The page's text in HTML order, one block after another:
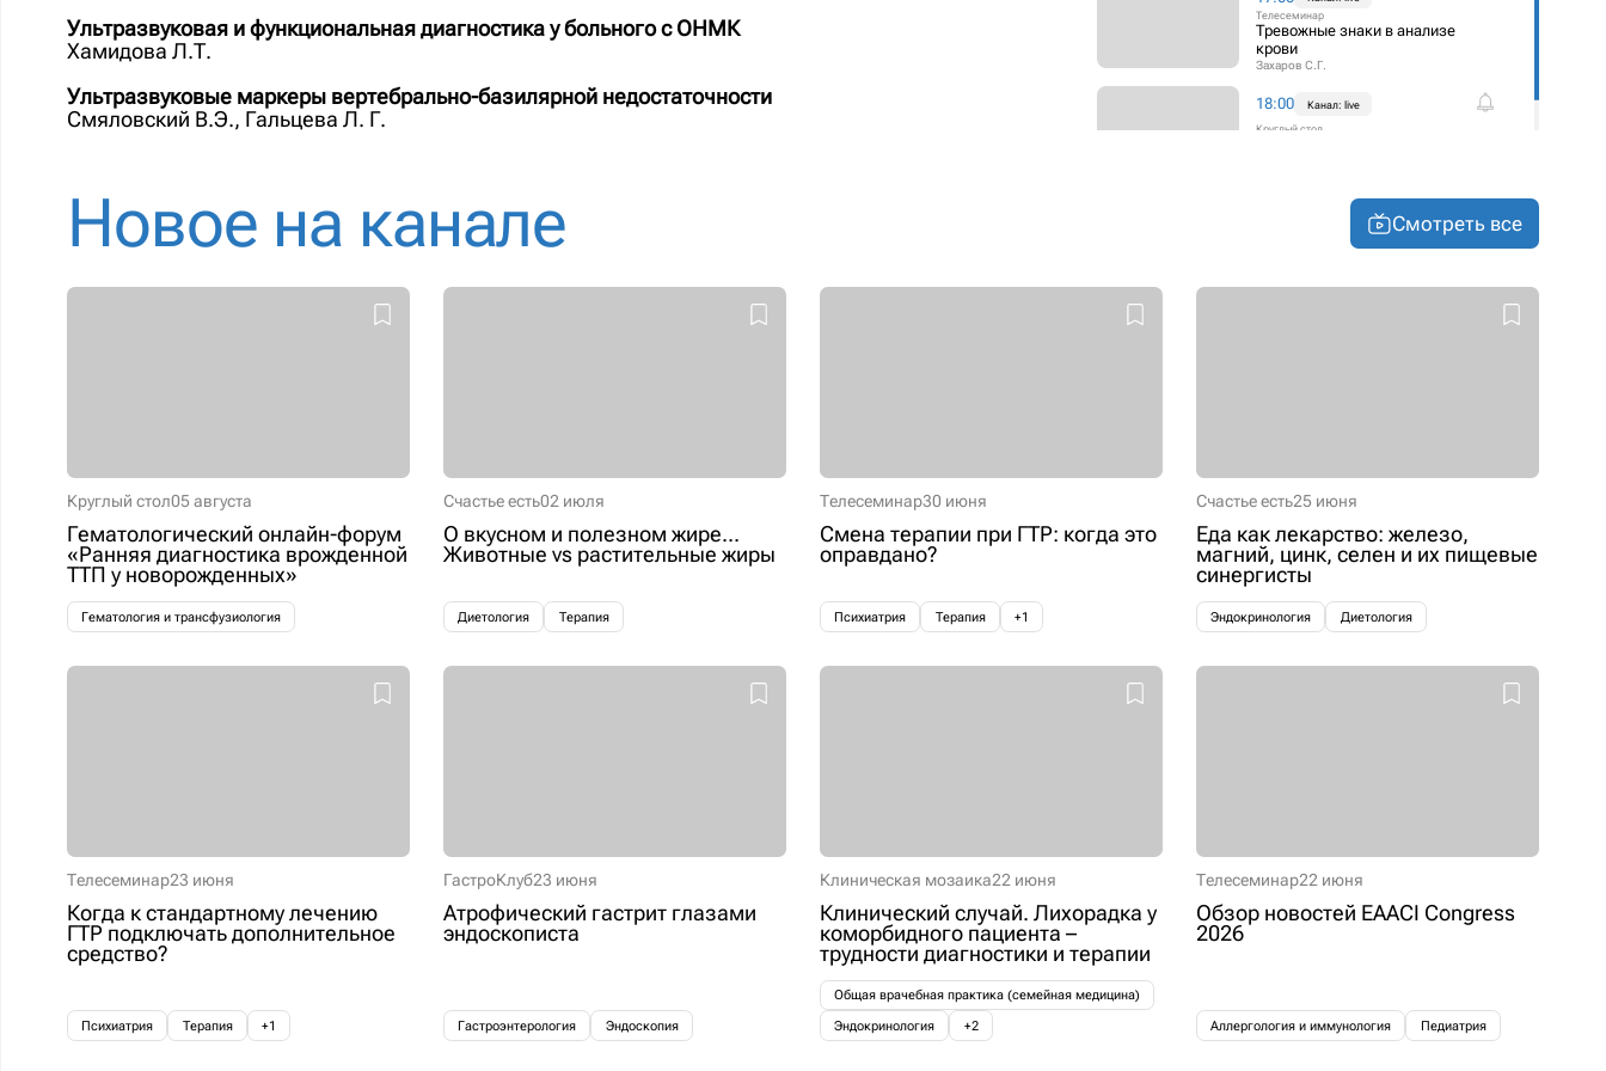
Ультразвуковая и функциональная диагностика у больного с ОНМК
Хамидова Л.Т.
Ультразвуковые маркеры вертебрально-базилярной недостаточности
Смяловский В.Э., Гальцева Л. Г.
Телесеминар
Тревожные знаки в анализе
крови
Захаров С.Г.
18:00
Канал: live
Круглый стол
Новое на канале Смотреть все
Круглый стол05 августа
Гематологический онлайн-форум
«Ранняя диагностика врожденной
ТТП у новорожденных»
Гематология и трансфузиология
Счастье есть02 июля
О вкусном и полезном жире...
Животные vs растительные жиры
Диетология Терапия
Телесеминар30 июня
Смена терапии при ГТР: когда это
оправдано?
Психиатрия Терапия +1
Счастье есть25 июня
Еда как лекарство: железо,
магний, цинк, селен и их пищевые
синергисты
Эндокринология Диетология
Телесеминар23 июня
Когда к стандартному лечению
ГТР подключать дополнительное
средство?
Психиатрия Терапия +1
ГастроКлуб23 июня
Атрофический гастрит глазами
эндоскописта
Гастроэнтерология Эндоскопия
Клиническая мозаика22 июня
Клинический случай. Лихорадка у
коморбидного пациента –
трудности диагностики и терапии
Общая врачебная практика (семейная медицина)
Эндокринология
+2
Телесеминар22 июня
Обзор новостей EAACI Congress
2026
Аллергология и иммунология Педиатрия